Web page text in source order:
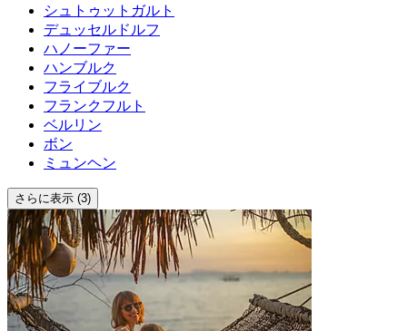
シュトゥットガルト
デュッセルドルフ
ハノーファー
ハンブルク
フライブルク
フランクフルト
ベルリン
ボン
ミュンヘン
さらに表示 (3)